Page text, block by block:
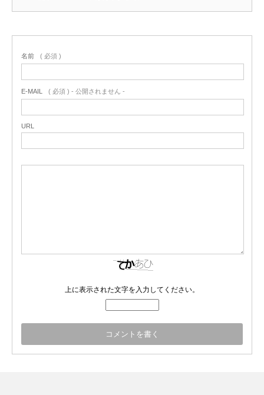
名前 ( 必須 )
E-MAIL ( 必須 ) - 公開されません -
URL
上に表示された文字を入力してください。